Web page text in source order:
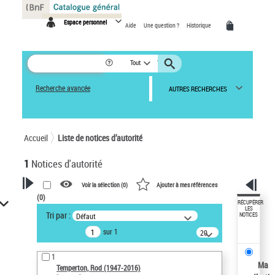
Espace personnel Aide Une question ? Historique
Tout
Recherche avancée AUTRES RECHERCHES
Accueil Liste de notices d’autorité
1 Notices d'autorité
VOTRE RECHERCHE
Recherche avancée dans les
notices d’autorité
Œuvres liées à l'auteur :
Temperton, Rod (1947-2016)
Voir la sélection (0) Ajouter à mes références
(0)
Tri par : Défaut
sur 1
20
résultats/page
1
Temperton, Rod (1947-2016)
RÉCUPÉRER
LES
NOTICES
Ma
Panneau de gestion des cookies